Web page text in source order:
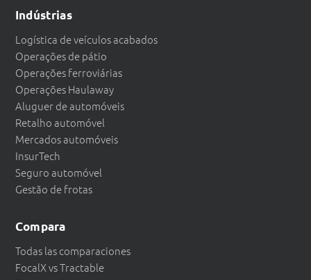
Indústrias
Logística de veículos acabados
Operações de pátio
Operações ferroviárias
Operações Haulaway
Aluguer de automóveis
Retalho automóvel
Mercados automóveis
InsurTech
Seguro automóvel
Gestão de frotas
Compara
Todas las comparaciones
FocalX vs Tractable